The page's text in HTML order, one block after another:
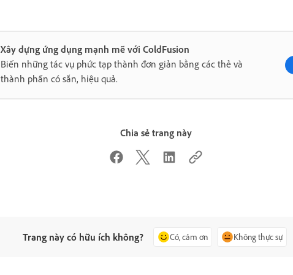
Xây dựng ứng dụng mạnh mẽ với ColdFusion
Biến những tác vụ phức tạp thành đơn giản bằng các thẻ và
thành phần có sẵn, hiệu quả.
Chia sẻ trang này
Trang này có hữu ích không? Có, cảm ơn Không thực sự